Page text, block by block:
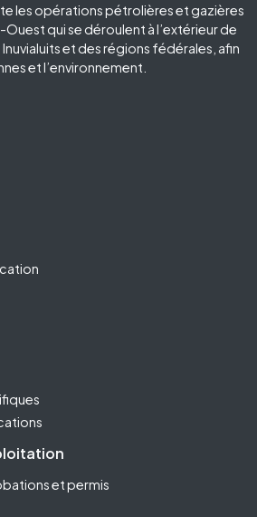
les opérations pétrolières et gazières
qui se déroulent à l’extérieur de
et des régions fédérales, afin
et l’environnement.
et permis